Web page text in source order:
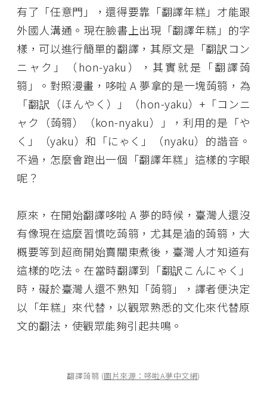
有了「任意門」，還得要靠「翻譯年糕」才能跟
外國人溝通。現在臉書上出現「翻譯年糕」的字
樣，可以進行簡單的翻譯，其原文是「翻訳コン
ニャク」（hon-yaku），其實就是「翻譯蒟
篛」。對照漫畫，哆啦 A 夢拿的是一塊蒟篛，為
「翻訳（ほんやく）」（hon-yaku）+「コンニ
ャク（蒟篛）（kon-nyaku）」，利用的是「や
く」（yaku）和「にゃく」（nyaku）的諧音。
不過，怎麼會跑出一個「翻譯年糕」這樣的字眼
呢？
原來，在開始翻譯哆啦 A 夢的時候，臺灣人還沒
有像現在這麼習慣吃蒟篛，尤其是滷的蒟篛，大
概要等到超商開始賣關東煮後，臺灣人才知道有
這樣的吃法。在當時翻譯到「翻訳こんにゃく」
時，礙於臺灣人還不熟知「蒟篛」，譯者便決定
以「年糕」來代替，以觀眾熟悉的文化來代替原
文的翻法，使觀眾能夠引起共鳴。
翻譯蒟篛 (圖片來源：哆啦A夢中文網)